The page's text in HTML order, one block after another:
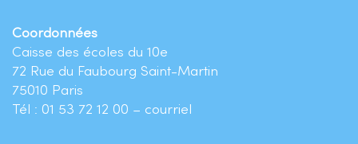
Coordonnées
Caisse des écoles du 10e
72 Rue du Faubourg Saint-Martin
75010 Paris
Tél : 01 53 72 12 00 – courriel